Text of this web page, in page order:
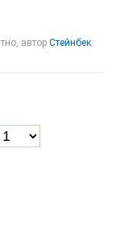
автор Стейнбек